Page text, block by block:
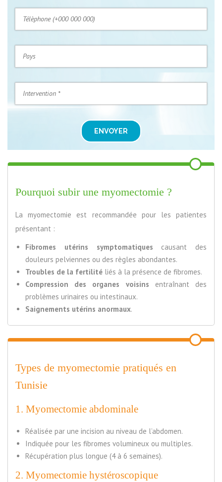
ENVOYER
Pourquoi subir une myomectomie ?
La myomectomie est recommandée pour les patientes
présentant :
Fibromes utérins symptomatiques causant des
douleurs pelviennes ou des règles abondantes.
Troubles de la fertilité liés à la présence de fibromes.
Compression des organes voisins entraînant des
problèmes urinaires ou intestinaux.
Saignements utérins anormaux.
Types de myomectomie pratiqués en
Tunisie
1. Myomectomie abdominale
Réalisée par une incision au niveau de l’abdomen.
Indiquée pour les fibromes volumineux ou multiples.
Récupération plus longue (4 à 6 semaines).
2. Myomectomie hystéroscopique